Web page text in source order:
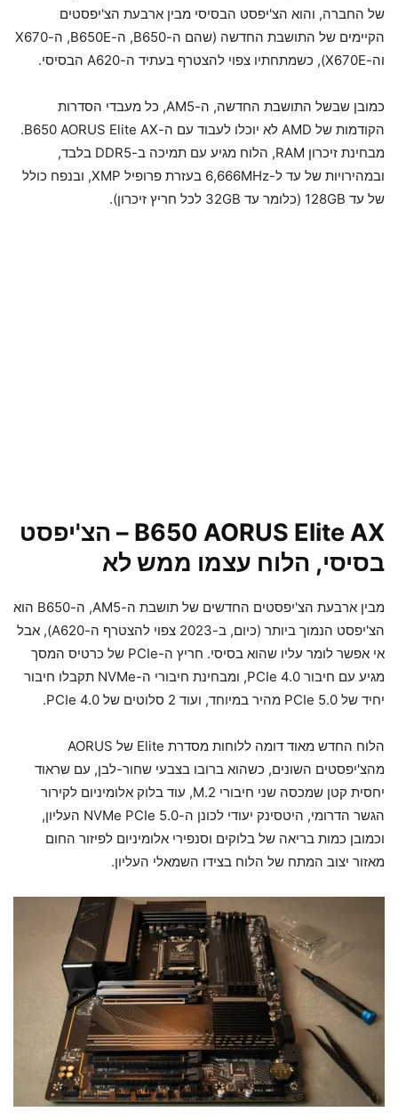
של החברה, והוא הצ'יפסט הבסיסי מבין ארבעת הצ'יפסטים
הקיימים של התושבת החדשה (שהם ה-B650, ה-B650E, ה-X670
וה-X670E), כשמתחתיו צפוי להצטרף בעתיד ה-A620 הבסיסי.
כמובן שבשל התושבת החדשה, ה-AM5, כל מעבדי הסדרות
הקודמות של AMD לא יוכלו לעבוד עם ה-B650 AORUS Elite AX.
מבחינת זיכרון RAM, הלוח מגיע עם תמיכה ב-DDR5 בלבד,
ובמהירויות של עד ל-6,666MHz בעזרת פרופיל XMP, ובנפח כולל
של עד 128GB (כלומר עד 32GB לכל חריץ זיכרון).
B650 AORUS Elite AX – הצ'יפסט
בסיסי, הלוח עצמו ממש לא
מבין ארבעת הצ'יפסטים החדשים של תושבת ה-AM5, ה-B650 הוא
הצ'יפסט הנמוך ביותר (כיום, ב-2023 צפוי להצטרף ה-A620), אבל
אי אפשר לומר עליו שהוא בסיסי. חריץ ה-PCIe של כרטיס המסך
מגיע עם חיבור PCIe 4.0, ומבחינת חיבורי ה-NVMe תקבלו חיבור
יחיד של PCIe 5.0 מהיר במיוחד, ועוד 2 סלוטים של PCIe 4.0.
הלוח החדש מאוד דומה ללוחות מסדרת Elite של AORUS
מהצ'יפסטים השונים, כשהוא ברובו בצבעי שחור-לבן, עם שראוד
יחסית קטן שמכסה שני חיבורי M.2, עוד בלוק אלומיניום לקירור
הגשר הדרומי, היטסינק יעודי לכונן ה-NVMe PCIe 5.0 העליון,
וכמובן כמות בריאה של בלוקים וסנפירי אלומיניום לפיזור החום
מאזור יצוב המתח של הלוח בצידו השמאלי העליון.